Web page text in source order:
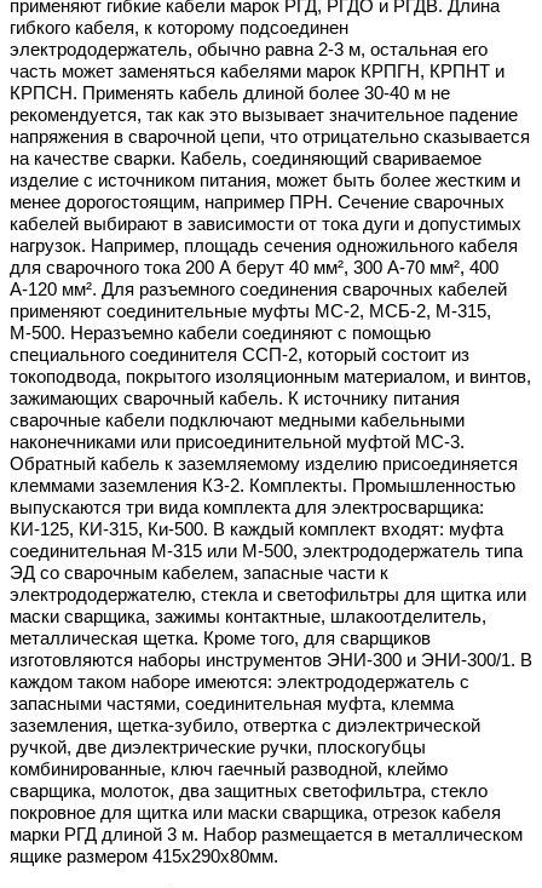
применяют гибкие кабели марок РГД, РГДО и РГДВ. Длина
гибкого кабеля, к которому подсоединен
электрододержатель, обычно равна 2-3 м, остальная его
часть может заменяться кабелями марок КРПГН, КРПНТ и
КРПСН. Применять кабель длиной более 30-40 м не
рекомендуется, так как это вызывает значительное падение
напряжения в сварочной цепи, что отрицательно сказывается
на качестве сварки. Кабель, соединяющий свариваемое
изделие с источником питания, может быть более жестким и
менее дорогостоящим, например ПРН. Сечение сварочных
кабелей выбирают в зависимости от тока дуги и допустимых
нагрузок. Например, площадь сечения одножильного кабеля
для сварочного тока 200 А берут 40 мм², 300 А-70 мм², 400
А-120 мм². Для разъемного соединения сварочных кабелей
применяют соединительные муфты МС-2, МСБ-2, М-315,
М-500. Неразъемно кабели соединяют с помощью
специального соединителя ССП-2, который состоит из
токоподвода, покрытого изоляционным материалом, и винтов,
зажимающих сварочный кабель. К источнику питания
сварочные кабели подключают медными кабельными
наконечниками или присоединительной муфтой МС-3.
Обратный кабель к заземляемому изделию присоединяется
клеммами заземления КЗ-2. Комплекты. Промышленностью
выпускаются три вида комплекта для электросварщика:
КИ-125, КИ-315, Ки-500. В каждый комплект входят: муфта
соединительная М-315 или М-500, электрододержатель типа
ЭД со сварочным кабелем, запасные части к
электрододержателю, стекла и светофильтры для щитка или
маски сварщика, зажимы контактные, шлакоотделитель,
металлическая щетка. Кроме того, для сварщиков
изготовляются наборы инструментов ЭНИ-300 и ЭНИ-300/1. В
каждом таком наборе имеются: электрододержатель с
запасными частями, соединительная муфта, клемма
заземления, щетка-зубило, отвертка с диэлектрической
ручкой, две диэлектрические ручки, плоскогубцы
комбинированные, ключ гаечный разводной, клеймо
сварщика, молоток, два защитных светофильтра, стекло
покровное для щитка или маски сварщика, отрезок кабеля
марки РГД длиной 3 м. Набор размещается в металлическом
ящике размером 415х290х80мм.